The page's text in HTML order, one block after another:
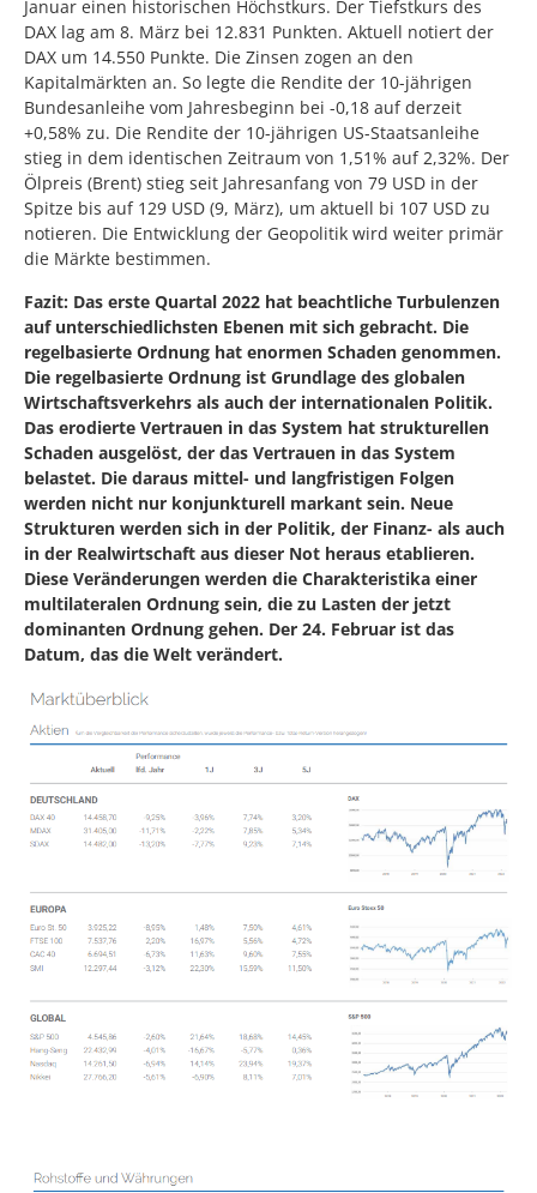
Januar einen historischen Höchstkurs. Der Tiefstkurs des
DAX lag am 8. März bei 12.831 Punkten. Aktuell notiert der
DAX um 14.550 Punkte. Die Zinsen zogen an den
Kapitalmärkten an. So legte die Rendite der 10-jährigen
Bundesanleihe vom Jahresbeginn bei -0,18 auf derzeit
+0,58% zu. Die Rendite der 10-jährigen US-Staatsanleihe
stieg in dem identischen Zeitraum von 1,51% auf 2,32%. Der
Ölpreis (Brent) stieg seit Jahresanfang von 79 USD in der
Spitze bis auf 129 USD (9, März), um aktuell bi 107 USD zu
notieren. Die Entwicklung der Geopolitik wird weiter primär
die Märkte bestimmen.
Fazit: Das erste Quartal 2022 hat beachtliche Turbulenzen
auf unterschiedlichsten Ebenen mit sich gebracht. Die
regelbasierte Ordnung hat enormen Schaden genommen.
Die regelbasierte Ordnung ist Grundlage des globalen
Wirtschaftsverkehrs als auch der internationalen Politik.
Das erodierte Vertrauen in das System hat strukturellen
Schaden ausgelöst, der das Vertrauen in das System
belastet. Die daraus mittel- und langfristigen Folgen
werden nicht nur konjunkturell markant sein. Neue
Strukturen werden sich in der Politik, der Finanz- als auch
in der Realwirtschaft aus dieser Not heraus etablieren.
Diese Veränderungen werden die Charakteristika einer
multilateralen Ordnung sein, die zu Lasten der jetzt
dominanten Ordnung gehen. Der 24. Februar ist das
Datum, das die Welt verändert.